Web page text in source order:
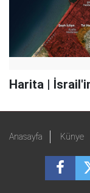
Harita |
Anasayfa Künye